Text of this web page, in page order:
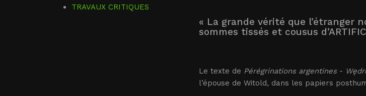
« La grande vérité que l’étranger
sommes tissés et cousus
Le texte de Pérégrinations argentines-
l’épouse de Witold, dans les papiers
TRAVAUX CRITIQUES